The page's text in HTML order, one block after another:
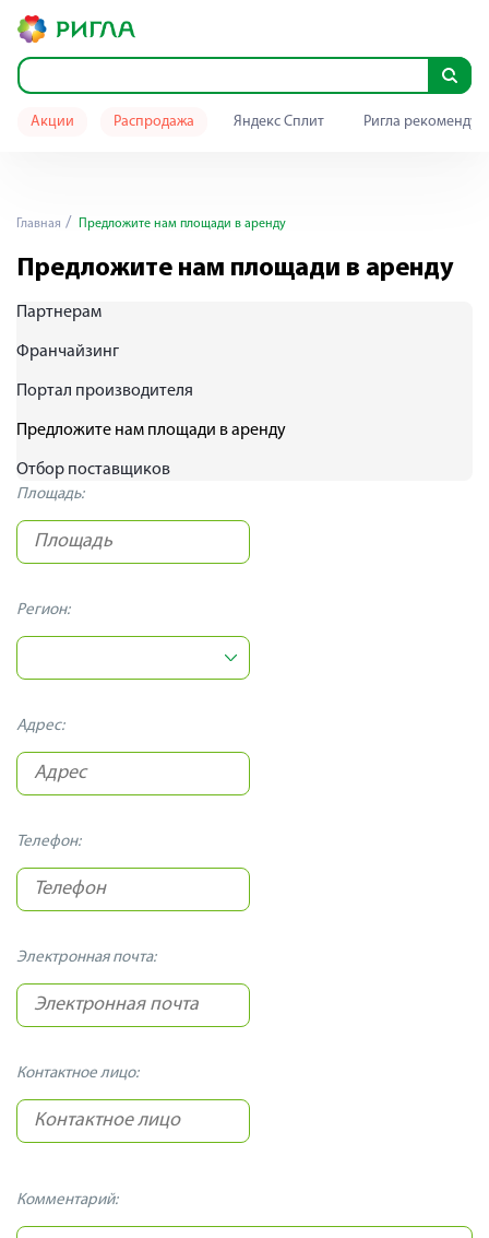
Акции Распродажа Яндекс Сплит Ригла
Главная Предложите нам площади в аренду
Предложите нам площади в аренду
Партнерам
Франчайзинг
Портал производителя
Предложите нам площади в аренду
Отбор поставщиков
Площадь:
Регион:
Адрес:
Телефон:
Электронная почта:
Контактное лицо:
Комментарий: